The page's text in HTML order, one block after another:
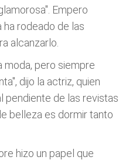
Empero
rodeado de las
alcanzarlo.
moda, pero siempre
dijo la actriz, quien
pendiente de las revistas
belleza es dormir tanto
hizo un papel que